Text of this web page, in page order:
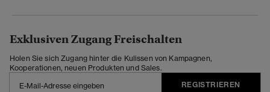
Exklusiven Zugang Freischalten
Holen Sie sich Zugang hinter die Kulissen von Kampagnen,
Kooperationen, neuen Produkten und Sales.
REGISTRIEREN